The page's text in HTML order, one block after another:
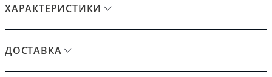
ХАРАКТЕРИСТИКИ
ДОСТАВКА